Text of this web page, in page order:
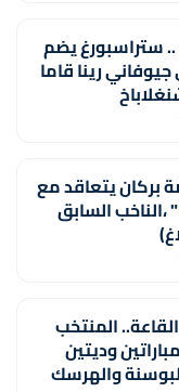
ستراسبورغ يضم
رينا قاما
بركان يتعاقد مع
،الناخب السابق
المنتخب
وديتين
والهرسك